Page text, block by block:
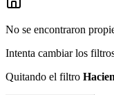
No se encontraron
Intenta cambiar los
Quitando el filtro